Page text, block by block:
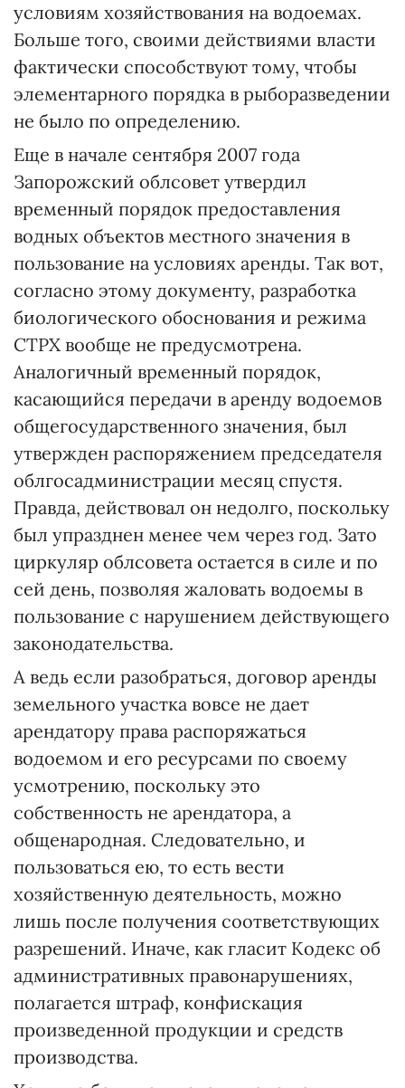
условиям хозяйствования на водоемах.
Больше того, своими действиями власти
фактически способствуют тому, чтобы
элементарного порядка в рыборазведении
не было по определению.
Еще в начале сентября 2007 года
Запорожский облсовет утвердил
временный порядок предоставления
водных объектов местного значения в
пользование на условиях аренды. Так вот,
согласно этому документу, разработка
биологического обоснования и режима
СТРХ вообще не предусмотрена.
Аналогичный временный порядок,
касающийся передачи в аренду водоемов
общегосударственного значения, был
утвержден распоряжением председателя
облгосадминистрации месяц спустя.
Правда, действовал он недолго, поскольку
был упразднен менее чем через год. Зато
циркуляр облсовета остается в силе и по
сей день, позволяя жаловать водоемы в
пользование с нарушением действующего
законодательства.
А ведь если разобраться, договор аренды
земельного участка вовсе не дает
арендатору права распоряжаться
водоемом и его ресурсами по своему
усмотрению, поскольку это
собственность не арендатора, а
общенародная. Следовательно, и
пользоваться ею, то есть вести
хозяйственную деятельность, можно
лишь после получения соответствующих
разрешений. Иначе, как гласит Кодекс об
административных правонарушениях,
полагается штраф, конфискация
произведенной продукции и средств
производства.